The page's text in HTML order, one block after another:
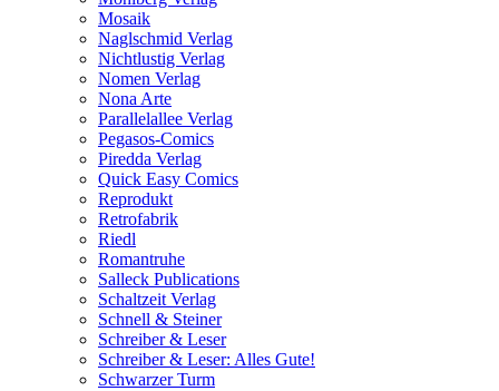
Mosaik
Naglschmid Verlag
Nichtlustig Verlag
Nomen Verlag
Nona Arte
Parallelallee Verlag
Pegasos-Comics
Piredda Verlag
Quick Easy Comics
Reprodukt
Retrofabrik
Riedl
Romantruhe
Salleck Publications
Schaltzeit Verlag
Schnell & Steiner
Schreiber & Leser
Schreiber & Leser: Alles Gute!
Schwarzer Turm